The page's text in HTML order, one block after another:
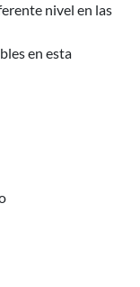
nivel en las
en esta